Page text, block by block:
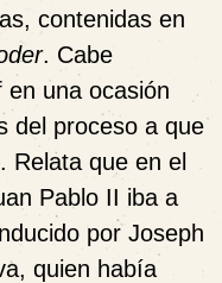
contenidas en
. Cabe
una ocasión
del proceso a que
Relata que en el
Pablo II iba a
por Joseph
quien había